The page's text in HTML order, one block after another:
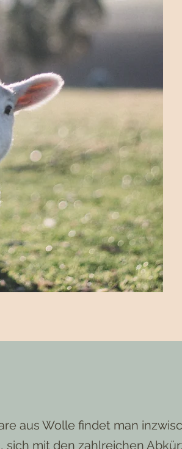
aus Wolle findet man
sich mit den zahlreichen